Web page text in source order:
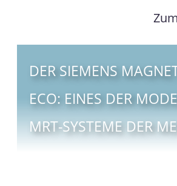
DER SIEMENS
ECO: EINES DER
MRT-SYSTEME DER